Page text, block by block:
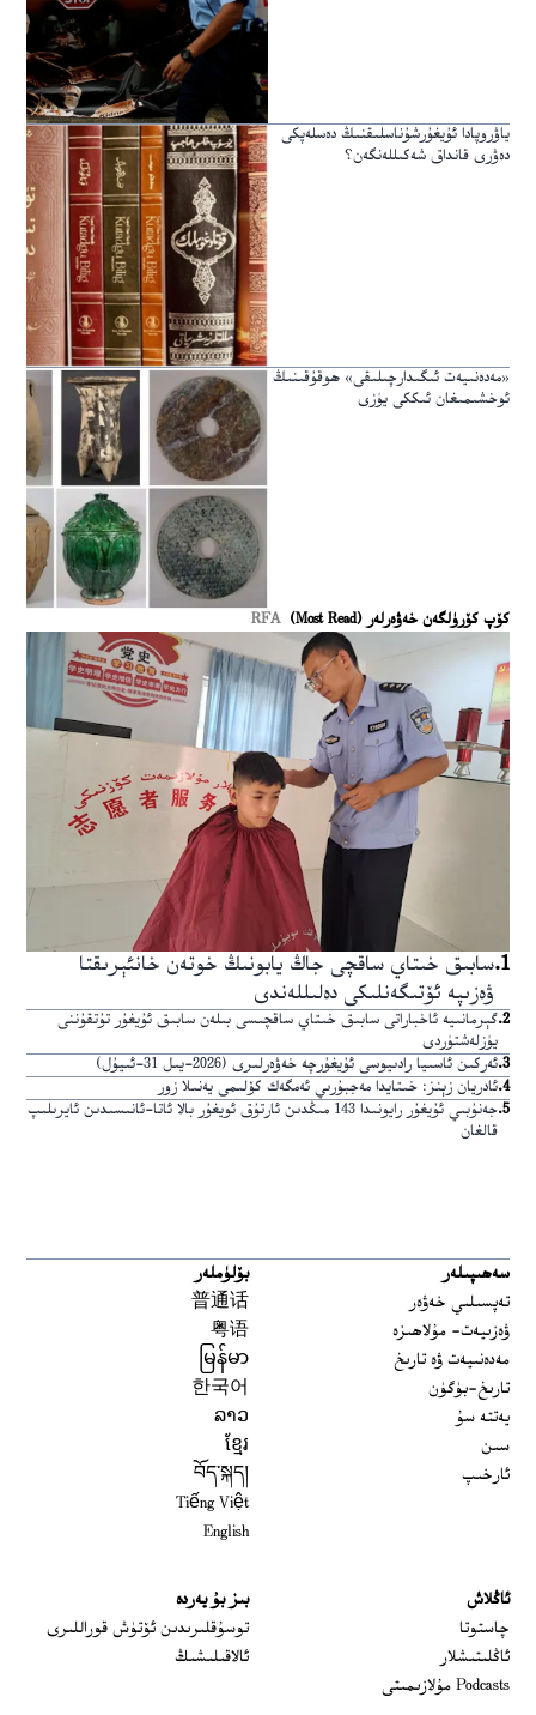
ياۋروپادا ئۇيغۇرشۇناسلىقنىڭ دەسلەپكى
دەۋرى قانداق شەكىللەنگەن؟
«مەدەنىيەت ئىگىدارچىلىقى» ھوقۇقىنىڭ
ئوخشىمىغان ئىككى يۈزى
كۆپ كۆرۈلگەن خەۋەرلەر (Most Read) RFA
1
.سابىق خىتاي ساقچى جاڭ يابونىڭ خوتەن خانئېرىقتا
ۋەزىپە ئۆتىگەنلىكى دەلىللەندى
2
.گېرمانىيە ئاخباراتى سابىق خىتاي ساقچىسى بىلەن سابىق ئۇيغۇر تۇتقۇننى
يۈزلەشتۈردى
3
.ئەركىن ئاسىيا رادىيوسى ئۇيغۇرچە خەۋەرلىرى (2026-يىل 31-ئىيۇل)
4
.ئادريان زېنز: خىتايدا مەجبۇرىي ئەمگەك كۆلىمى يەنىلا زور
5
.
جەنۇبىي ئۇيغۇر رايونىدا 143 مىڭدىن ئارتۇق ئويغۇر بالا ئاتا-ئانىسىدىن ئايرىلىپ
قالغان
سەھىپىلەر
تەپسىلىي خەۋەر
ۋەزىيەت- مۇلاھىزە
مەدەنىيەت ۋە تارىخ
تارىخ-بۈگۈن
يەتتە سۇ
سىن
ئارخىپ
بۆلۈملەر
普通话
粤语
မြန်မာ
한국어
ລາວ
ខ្មែរ
བོད་སྐད།
Tiếng Việt
English
ئاڭلاش
چاستوتا
ئاڭلىتىشلار
Podcasts مۇلازىمىتى
بىز بۇ يەردە
توسۇقلىرىدىن ئۆتۈش قوراللىرى
ئالاقىلىشىڭ